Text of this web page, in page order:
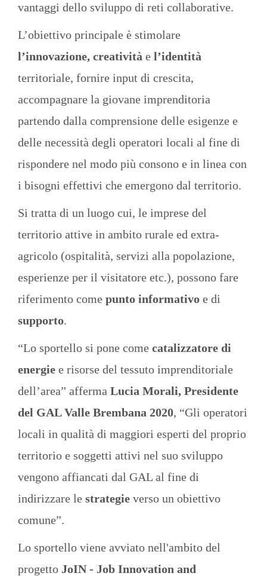
vantaggi dello sviluppo di reti collaborative.
L’obiettivo principale è stimolare
l’innovazione, creatività e l’identità
territoriale, fornire input di crescita,
accompagnare la giovane imprenditoria
partendo dalla comprensione delle esigenze e
delle necessità degli operatori locali al fine di
rispondere nel modo più consono e in linea con
i bisogni effettivi che emergono dal territorio.
Si tratta di un luogo cui, le imprese del
territorio attive in ambito rurale ed extra-
agricolo (ospitalità, servizi alla popolazione,
esperienze per il visitatore etc.), possono fare
riferimento come punto informativo e di
supporto.
“Lo sportello si pone come catalizzatore di
energie e risorse del tessuto imprenditoriale
dell’area” afferma Lucia Morali, Presidente
del GAL Valle Brembana 2020, “Gli operatori
locali in qualità di maggiori esperti del proprio
territorio e soggetti attivi nel suo sviluppo
vengono affiancati dal GAL al fine di
indirizzare le strategie verso un obiettivo
comune”.
Lo sportello viene avviato nell'ambito del
progetto JoIN - Job Innovation and